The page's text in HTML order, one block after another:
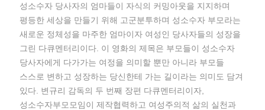
성소수자 당사자의 엄마들이 자식의 커밍아웃을 지지하며
평등한 세상을 만들기 위해 고군분투하며 성소수자 부모라는
새로운 정체성을 마주한 엄마이자 여성인 당사자들의 성장을
그린 다큐멘터리이다. 이 영화의 제목은 부모들이 성소수자
당사자에게 다가가는 여정을 의미할 뿐만 아니라 부모들
스스로 변하고 성장하는 당신한테 가는 길이라는 의미도 담겨
있다. 변규리 감독의 두 번째 장편 다큐멘터리이자,
성소수자부모모임이 제작협력하고 여성주의적 삶의 실천과